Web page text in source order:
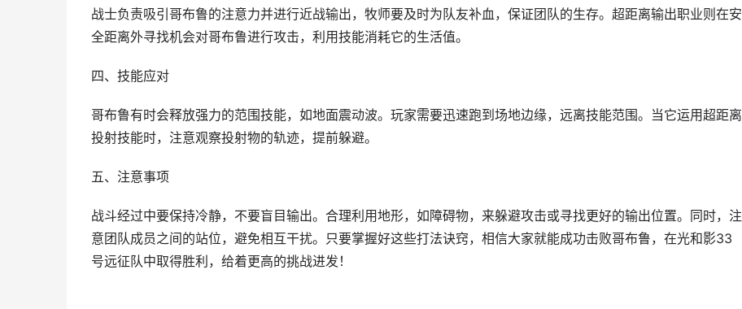
战士负责吸引哥布鲁的注意力并进行近战输出，牧师要及时为队友补血，保证团队的生存。超距离输出职业则在安
全距离外寻找机会对哥布鲁进行攻击，利用技能消耗它的生活值。
四、技能应对
哥布鲁有时会释放强力的范围技能，如地面震动波。玩家需要迅速跑到场地边缘，远离技能范围。当它运用超距离
投射技能时，注意观察投射物的轨迹，提前躲避。
五、注意事项
战斗经过中要保持冷静，不要盲目输出。合理利用地形，如障碍物，来躲避攻击或寻找更好的输出位置。同时，注
意团队成员之间的站位，避免相互干扰。只要掌握好这些打法诀窍，相信大家就能成功击败哥布鲁，在光和影33
号远征队中取得胜利，给着更高的挑战进发！